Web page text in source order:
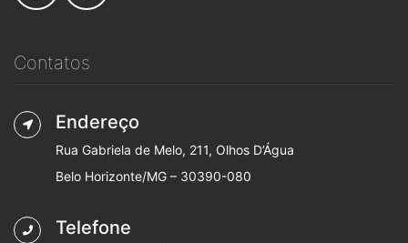
Contatos
Endereço
Rua Gabriela de Melo, 211, Olhos D’Água
Belo Horizonte/MG – 30390-080
Telefone